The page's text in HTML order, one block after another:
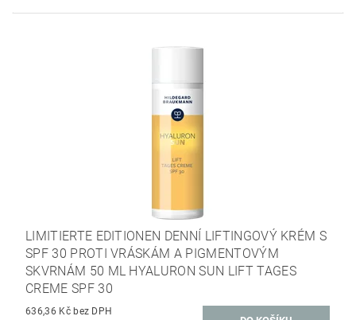
LIMITIERTE EDITIONEN DENNÍ LIFTINGOVÝ KRÉM S
SPF 30 PROTI VRÁSKÁM A PIGMENTOVÝM
SKVRNÁM 50 ML HYALURON SUN LIFT TAGES
CREME SPF 30
636,36 Kč bez DPH